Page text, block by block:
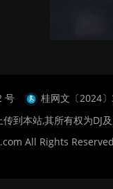
号 桂网文〔2024
到本站,其所有权为DJ
All Rights